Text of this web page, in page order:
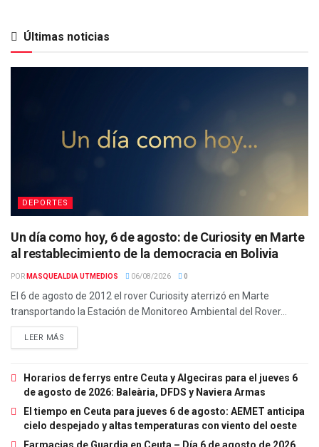
Últimas noticias
DEPORTES
Un día como hoy, 6 de agosto: de Curiosity en Marte
al restablecimiento de la democracia en Bolivia
POR MASQUEALDIA UTMEDIOS 06/08/2026 0
El 6 de agosto de 2012 el rover Curiosity aterrizó en Marte
transportando la Estación de Monitoreo Ambiental del Rover...
LEER MÁS
Horarios de ferrys entre Ceuta y Algeciras para el jueves 6
de agosto de 2026: Baleària, DFDS y Naviera Armas
El tiempo en Ceuta para jueves 6 de agosto: AEMET anticipa
cielo despejado y altas temperaturas con viento del oeste
Farmacias de Guardia en Ceuta – Día 6 de agosto de 2026